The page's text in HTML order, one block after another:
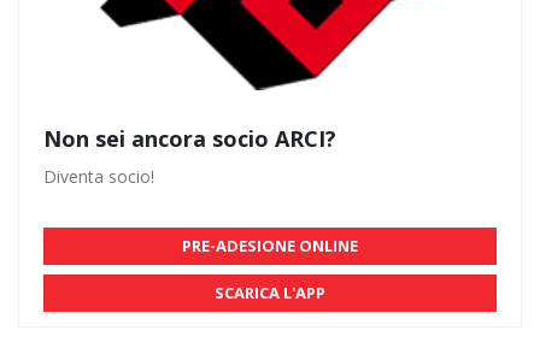
Non sei ancora socio ARCI?
Diventa socio!
PRE-ADESIONE ONLINE
SCARICA L'APP